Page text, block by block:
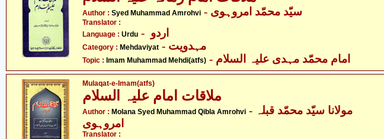
Author : Syed Muhammad Amrohvi - سیّد محمّد امروہوی
Translator :
Language : Urdu
Category : Mehdaviyat - مہدویت
Topic : Imam Muhammad Mehdi(atfs) - امام محمّد مہدی علیہ السلام
Mulaqat-e-Imam(atfs)
ملاقات امام علیہ السلام
Author : Molana Syed Muhammad Qibla Amrohvi - مولانا سیّد محمّد قبلہ
امروہوی
Translator :